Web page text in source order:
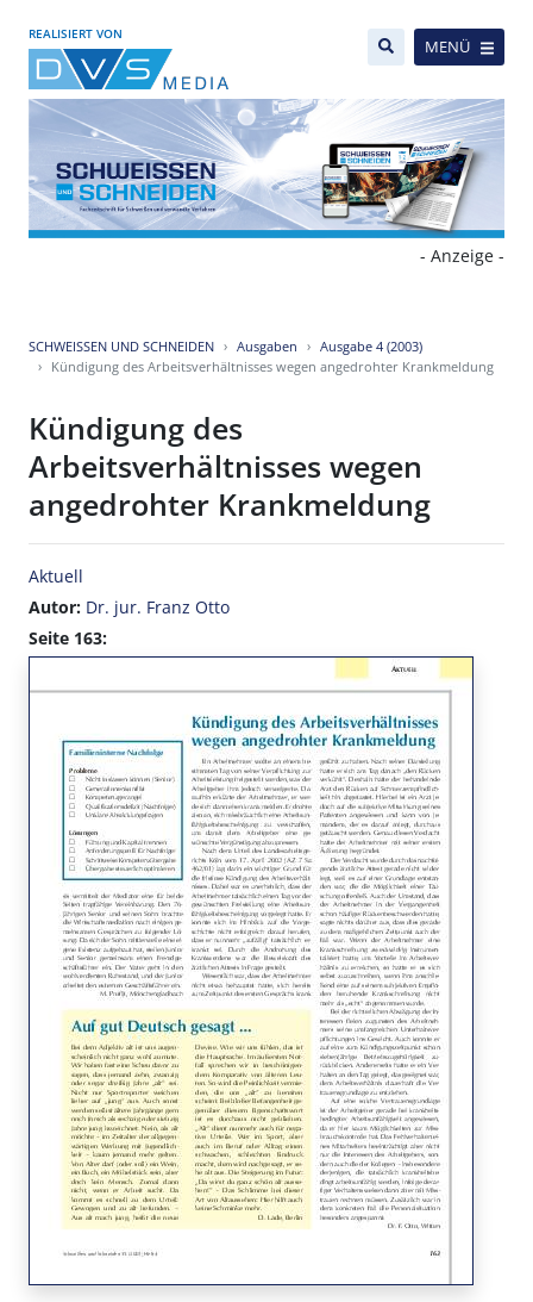
REALISIERT VON
MENÜ
- Anzeige -
SCHWEISSEN UND SCHNEIDEN Ausgaben
Ausgabe 4 (2003)
Kündigung des Arbeitsverhältnisses wegen angedrohter Krankmeldung
Kündigung des
Arbeitsverhältnisses wegen
angedrohter Krankmeldung
Aktuell
Autor: Dr. jur. Franz Otto
Seite 163: